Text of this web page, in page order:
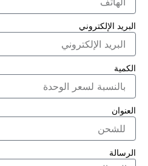
البريد الإلكتروني
الكمية
العنوان
الرسالة